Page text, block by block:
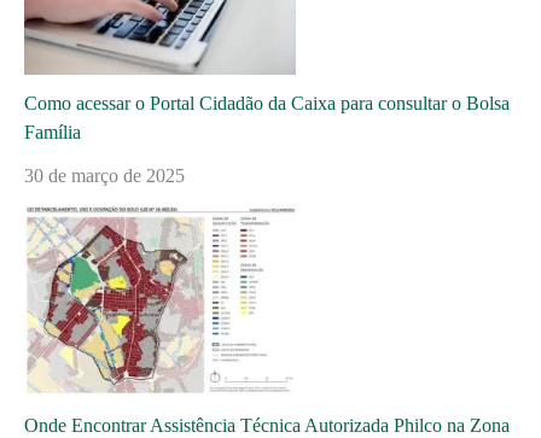
Como acessar o Portal Cidadão da Caixa para consultar o Bolsa
Família
30 de março de 2025
Onde Encontrar Assistência Técnica Autorizada Philco na Zona